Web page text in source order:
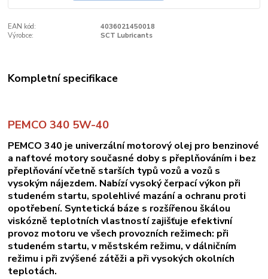
EAN kód:
4036021450018
Výrobce:
SCT Lubricants
Kompletní specifikace
PEMCO 340 5W-40
PEMCO 340 je univerzální motorový olej pro benzinové
a naftové motory současné doby s přeplňováním i bez
přeplňování včetně starších typů vozů a vozů s
vysokým nájezdem. Nabízí vysoký čerpací výkon při
studeném startu, spolehlivé mazání a ochranu proti
opotřebení. Syntetická báze s rozšířenou škálou
viskózně teplotních vlastností zajišťuje efektivní
provoz motoru ve všech provozních režimech: při
studeném startu, v městském režimu, v dálničním
režimu i při zvýšené zátěži a při vysokých okolních
teplotách.